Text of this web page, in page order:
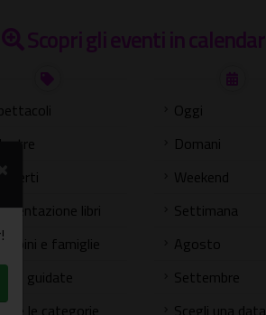
Scopri gli eventi in
Concerti
libri
e famiglie
guidate
Tutte le categorie
Oggi
Domani
Weekend
Settimana
Agosto
Settembre
Scegli una data